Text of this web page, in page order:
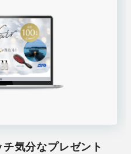
気分なプレゼント